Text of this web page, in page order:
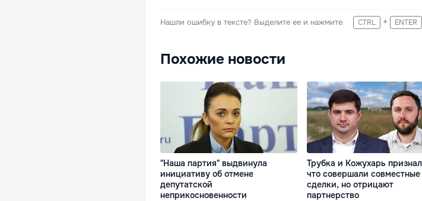
Нашли ошибку в тексте? Выделите ее и нажмите CTRL + ENTER
Похожие новости
"Наша партия" выдвинула
инициативу об отмене
депутатской
неприкосновенности
Трубка и Кожухарь
что совершали совместные
сделки, но отрицают
партнерство